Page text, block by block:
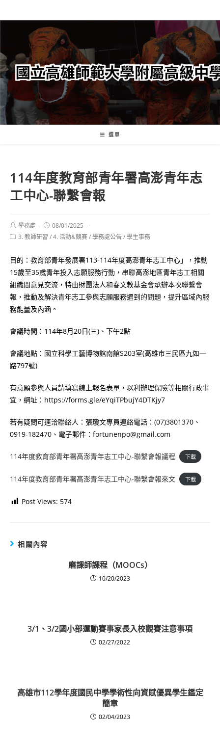
轉
要
內
容
選單
114年度教育部青年署高澎青年志
工中心-聯繫會報
Post
author:
學務處
Post
published:
08/01/2025
Post3. 教師研習 /4. 活動&競賽/學務處公告/學生事務
目的：教育部青年發展署113-114年度高澎青年志工中心」，推動
15歲至35歲青年投入志願服務行動，串聯高澎地區青年志工相關
組織間意見交流，特由財團法人和春文教基金會承辦本次聯繫會
報，推動及解決青年志工參與志願服務遇到的問題，提升區域內服
務能量及內涵。
會議時間：114年8月20日(三)、下午2點
會議地點：國立科學工藝博物館南館S203室(高雄市三民區九如一
路797號)
有意願參與人員請填寫線上報名表單，以利辦理保險等相關行政事
宜，網址：https://forms.gle/eYqiTPbujY4DTKjy7
若有疑問可逕洽聯絡人：張瓊文專員連絡電話：(07)3801370、
0919-182470、電子郵件：fortunenpo@gmail.com
114年度教育部青年署高澎青年志工中心-聯繫會報議程 下載
114年度教育部青年署高澎青年志工中心-聯繫會報來文 下載
Post Views: 574
相關內容
磨課師課程（MOOCs）
10/20/2023
3/1、3/2國小部運動賽事家長入校觀賽注意事項
02/27/2022
高雄市112學年度國民中學學術性向資賦優異學生鑑定
簡章
02/04/2023